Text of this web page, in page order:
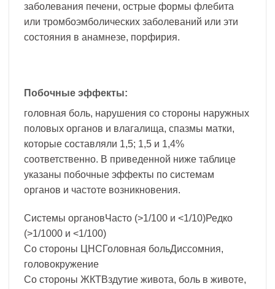
заболевания печени, острые формы флебита
или тромбоэмболических заболеваний или эти
состояния в анамнезе, порфирия.
Побочные эффекты:
головная боль, нарушения со стороны наружных
половых органов и влагалища, спазмы матки,
которые составляли 1,5; 1,5 и 1,4%
соответственно. В приведенной ниже таблице
указаны побочные эффекты по системам
органов и частоте возникновения.
Системы органовЧасто (>1/100 и <1/10)Редко
(>1/1000 и <1/100)
Со стороны ЦНСГоловная больДиссомния,
головокружение
Со стороны ЖКТВздутие живота, боль в животе,